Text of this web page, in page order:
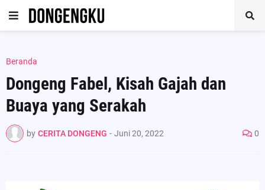
Beranda
Dongeng Fabel, Kisah Gajah dan
Buaya yang Serakah
by CERITA DONGENG - Juni 20, 2022 0